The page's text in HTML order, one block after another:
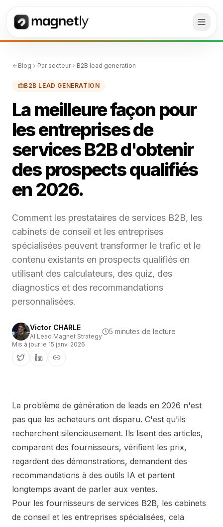
Blog Par secteur B2B lead generation
B2B LEAD GENERATION
La meilleure façon pour
les entreprises de
services B2B d'obtenir
des prospects qualifiés
en 2026.
Comment les prestataires de services B2B, les
cabinets de conseil et les entreprises
spécialisées peuvent transformer le trafic et le
contenu existants en prospects qualifiés en
utilisant des calculateurs, des quiz, des
diagnostics et des recommandations
personnalisées.
Victor CHARLE
AI Lead Magnet Strategy
5 minutes de lecture
Mis à jour le 15 janv. 2026
Le problème de génération de leads en 2026 n'est
pas que les acheteurs ont disparu. C'est qu'ils
recherchent silencieusement. Ils lisent des articles,
comparent des fournisseurs, vérifient les prix,
regardent des démonstrations, demandent des
recommandations à des outils IA et partent
longtemps avant de parler aux ventes.
Pour les fournisseurs de services B2B, les cabinets
de conseil et les entreprises spécialisées, cela